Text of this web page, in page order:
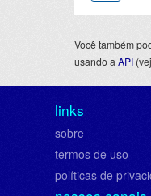
Você também
usando a API
links
sobre
termos de uso
políticas de